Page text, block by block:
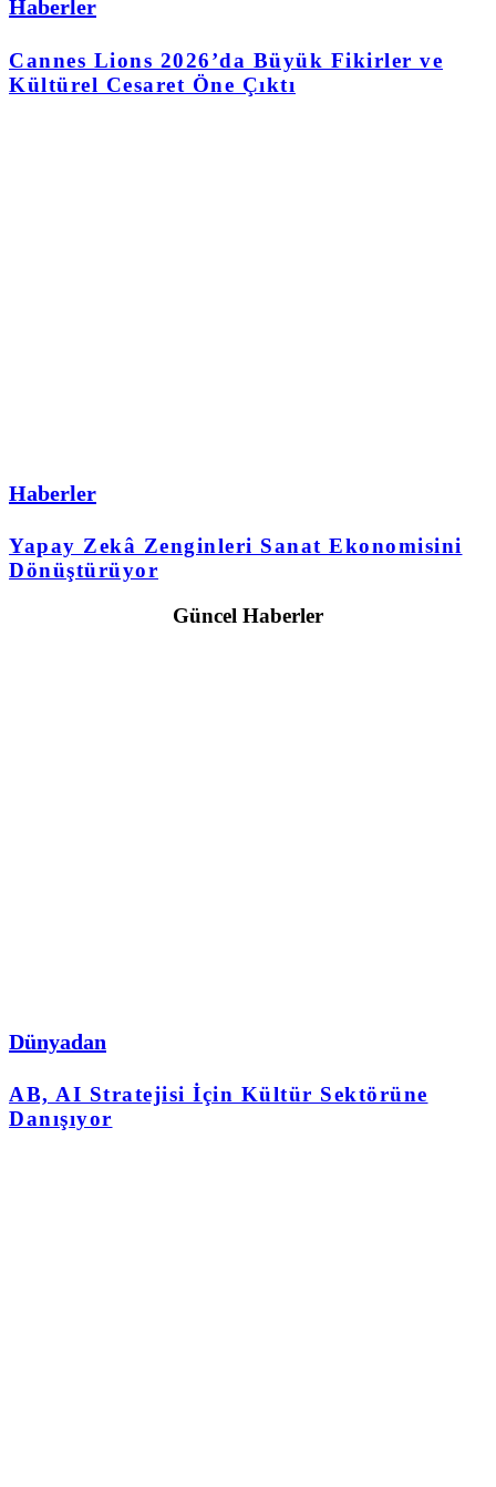
Haberler
Cannes Lions 2026’da Büyük Fikirler ve
Kültürel Cesaret Öne Çıktı
Haberler
Yapay Zekâ Zenginleri Sanat Ekonomisini
Dönüştürüyor
Güncel Haberler
Dünyadan
AB, AI Stratejisi İçin Kültür Sektörüne
Danışıyor